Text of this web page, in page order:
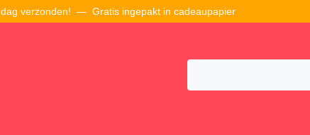
verzonden! — Gratis ingepakt in cadeaupapier